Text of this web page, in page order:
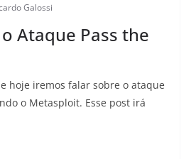
Galossi
Ataque Pass the
hoje iremos falar sobre o ataque
o Metasploit. Esse post irá